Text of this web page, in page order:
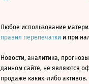
Любое использование
правил перепечатки и при
Новости, аналитика,
данном сайте, не являются
продаже каких-либо активов.